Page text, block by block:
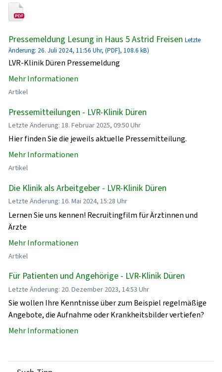
Pressemeldung Lesung in Haus 5 Astrid Freisen Letzte
Änderung: 26. Juli 2024, 11:56 Uhr, (PDF}, 108.6 kB)
LVR-Klinik Düren Pressemeldung
Mehr Informationen
Artikel
Pressemitteilungen - LVR-Klinik Düren
Letzte Änderung: 18. Februar 2025, 09:50 Uhr
Hier finden Sie die jeweils aktuelle Pressemitteilung.
Mehr Informationen
Artikel
Die Klinik als Arbeitgeber - LVR-Klinik Düren
Letzte Änderung: 16. Mai 2024, 15:28 Uhr
Lernen Sie uns kennen! Recruitingfilm für Ärztinnen und
Ärzte
Mehr Informationen
Artikel
Für Patienten und Angehörige - LVR-Klinik Düren
Letzte Änderung: 20. Dezember 2023, 14:53 Uhr
Sie wollen Ihre Kenntnisse über zum Beispiel regelmäßige
Angebote, die Aufnahme oder Krankheitsbilder vertiefen?
Mehr Informationen